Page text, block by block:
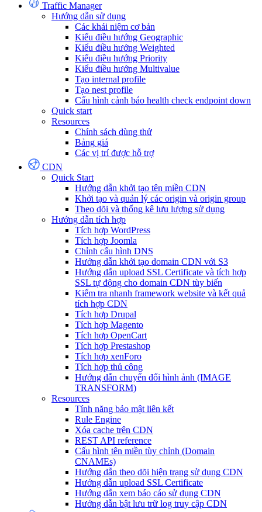
Traffic Manager
Hướng dẫn sử dụng
Các khái niệm cơ bản
Kiểu điều hướng Geographic
Kiểu điều hướng Weighted
Kiểu điều hướng Priority
Kiểu điều hướng Multivalue
Tạo internal profile
Tạo nest profile
Cấu hình cảnh báo health check endpoint down
Quick start
Resources
Chính sách dùng thử
Bảng giá
Các vị trí được hỗ trợ
CDN
Quick Start
Hướng dẫn khởi tạo tên miền CDN
Khởi tạo và quản lý các origin và origin group
Theo dõi và thống kê lưu lượng sử dụng
Hướng dẫn tích hợp
Tích hợp WordPress
Tích hợp Joomla
Chỉnh cấu hình DNS
Hướng dẫn khởi tạo domain CDN với S3
Hướng dẫn upload SSL Certificate và tích hợp
SSL tự động cho domain CDN tùy biến
Kiểm tra nhanh framework website và kết quả
tích hợp CDN
Tích hợp Drupal
Tích hợp Magento
Tích hợp OpenCart
Tích hợp Prestashop
Tích hợp xenForo
Tích hợp thủ công
Hướng dẫn chuyển đổi hình ảnh (IMAGE
TRANSFORM)
Resources
Tính năng bảo mật liên kết
Rule Engine
Xóa cache trên CDN
REST API reference
Cấu hình tên miền tùy chỉnh (Domain
CNAMEs)
Hướng dẫn theo dõi hiện trạng sử dụng CDN
Hướng dẫn upload SSL Certificate
Hướng dẫn xem báo cáo sử dụng CDN
Hướng dẫn bật lưu trữ log truy cập CDN